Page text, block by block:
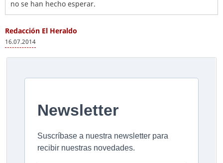
no se han hecho esperar.
Redacción El Heraldo
16.07.2014